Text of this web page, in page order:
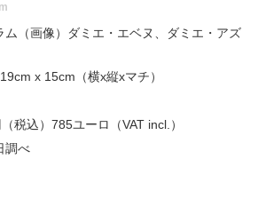
ム（画像）ダミエ・エベヌ、ダミエ・アズ
x 15cm（横x縦xマチ）
税込）785ユーロ（VAT incl.）
調べ